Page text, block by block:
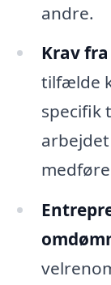
andre.
Krav
tilfælde
specifik